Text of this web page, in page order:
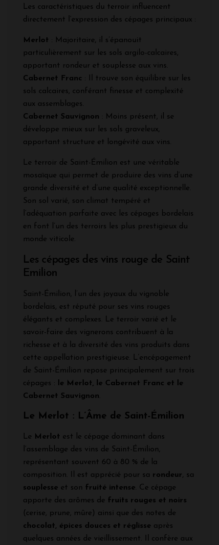
Les caractéristiques du terroir influencent
directement l’expression des cépages principaux :
Merlot : Majoritaire, il s’épanouit
particulièrement sur les sols argilo-calcaires,
apportant rondeur et souplesse aux vins.
Cabernet Franc : Il trouve son équilibre sur les
sols calcaires, conférant finesse et complexité
aux assemblages.
Cabernet Sauvignon : Moins présent, il se
développe mieux sur les sols graveleux,
apportant structure et longévité aux vins.
Le terroir de Saint-Émilion est une véritable
mosaïque qui permet de produire des vins d’une
grande diversité et d’une qualité exceptionnelle.
Son sol varié, son climat tempéré et
l’adéquation parfaite avec les cépages bordelais
en font l’un des terroirs les plus prestigieux du
monde viticole.
Les cépages des vins rouge de Saint
Emilion
Saint-Émilion, l’un des joyaux du vignoble
bordelais, est réputé pour ses vins rouges
élégants et complexes. Le terroir varié et le
savoir-faire des vignerons contribuent à la
richesse et à la diversité des vins produits dans
cette appellation prestigieuse. L’encépagement
de Saint-Émilion repose principalement sur trois
cépages :
le Merlot, le Cabernet Franc et le
Cabernet Sauvignon.
Le Merlot : L’Âme de Saint-Émilion
Le Merlot est le cépage dominant dans
l’assemblage des vins de Saint-Émilion,
représentant souvent 60 à 80 % de la
composition. Il est apprécié pour sa rondeur, sa
souplesse et son fruité intense. Ce cépage
apporte des arômes de fruits rouges et noirs
(cerise, prune, mûre) ainsi que des notes de
chocolat, épices douces et réglisse après
quelques années de vieillissement. Il confère aux